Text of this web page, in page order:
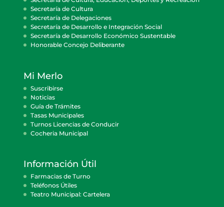
Secretaría de Cultura
Secretaría de Delegaciones
Secretaría de Desarrollo e Integración Social
Secretaría de Desarrollo Económico Sustentable
Honorable Concejo Deliberante
Mi Merlo
Suscribirse
Noticias
Guía de Trámites
Tasas Municipales
Turnos Licencias de Conducir
Cocheria Municipal
Información Útil
Farmacias de Turno
Teléfonos Útiles
Teatro Municipal: Cartelera